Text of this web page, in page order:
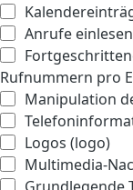
Anrufe
Rufnummern pro
Manipulation
Logos (logo)
Multimedia-